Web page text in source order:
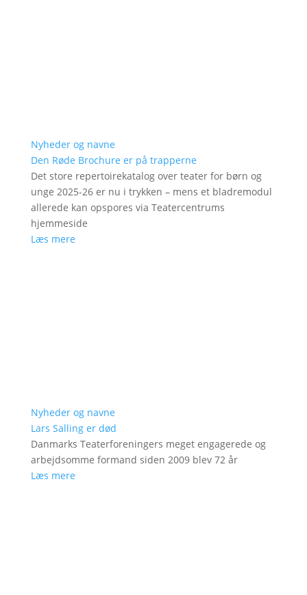
Nyheder og navne
Den Røde Brochure er på trapperne
Det store repertoirekatalog over teater for børn og
unge 2025-26 er nu i trykken – mens et bladremodul
allerede kan opspores via Teatercentrums
hjemmeside
Læs mere
Nyheder og navne
Lars Salling er død
Danmarks Teaterforeningers meget engagerede og
arbejdsomme formand siden 2009 blev 72 år
Læs mere